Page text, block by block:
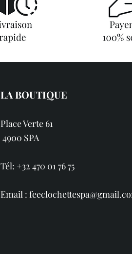
LA BOUTIQUE
Place Verte 61
4900 SPA
Tél: +32 470 01 76 75
Email :